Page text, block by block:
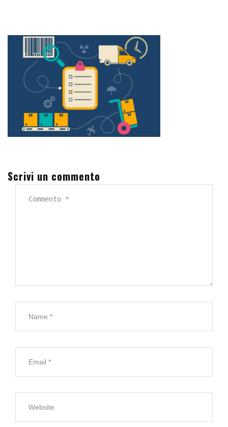
Scrivi un commento